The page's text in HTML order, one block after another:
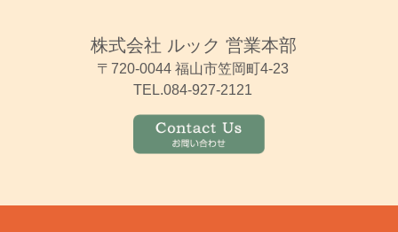
株式会社 ルック 営業本部
〒720-0044 福山市笠岡町4-23
TEL.084-927-2121